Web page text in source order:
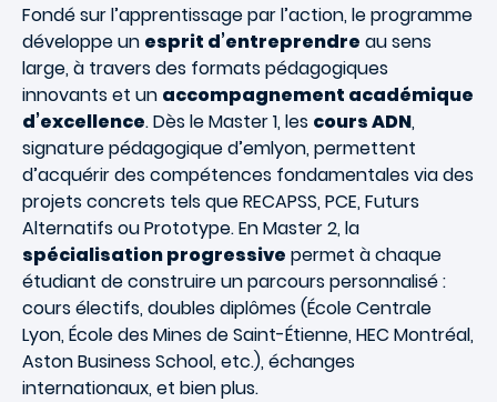
Fondé sur l’apprentissage par l’action, le programme
développe un esprit d’entreprendre au sens
large, à travers des formats pédagogiques
innovants et un accompagnement académique
d’excellence. Dès le Master 1, les cours ADN,
signature pédagogique d’emlyon, permettent
d’acquérir des compétences fondamentales via des
projets concrets tels que RECAPSS, PCE, Futurs
Alternatifs ou Prototype. En Master 2, la
spécialisation progressive permet à chaque
étudiant de construire un parcours personnalisé :
cours électifs, doubles diplômes (École Centrale
Lyon, École des Mines de Saint-Étienne, HEC Montréal,
Aston Business School, etc.), échanges
internationaux, et bien plus.